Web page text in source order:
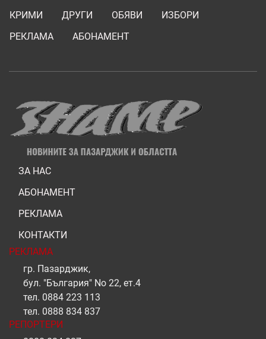
КРИМИ
ДРУГИ ОБЯВИ
ИЗБОРИ
РЕКЛАМА
АБОНАМЕНТ
ЗА НАС
АБОНАМЕНТ
РЕКЛАМА
КОНТАКТИ
РЕКЛАМА
гр. Пазарджик,
бул. "България" No 22, ет.4
тел. 0884 223 113
тел. 0888 834 837
РЕПОРТЕРИ